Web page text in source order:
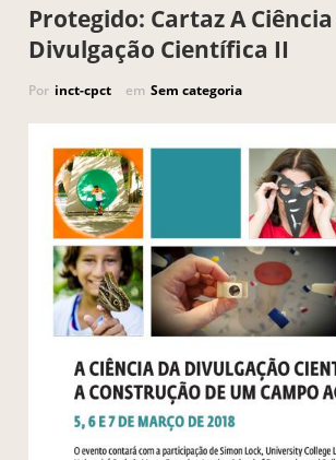
Protegido: Cartaz A
Divulgação Científica II
Por inct-cpct em Sem categoria